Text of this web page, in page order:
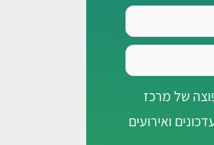
של מרכז
ואירועים